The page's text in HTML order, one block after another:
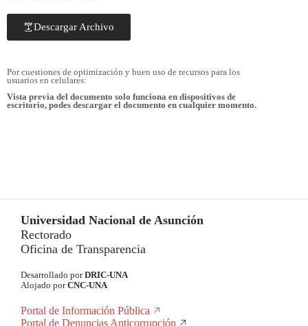
Descargar Archivo
Por cuestiones de optimización y buen uso de recursos para los
usuarios en celulares:
Vista previa del documento solo funciona en dispositivos de
escritorio, podes descargar el documento en cualquier momento.
Universidad Nacional de Asunción
Rectorado
Oficina de Transparencia
Desarrollado porDRIC-UNA
Alojado porCNC-UNA
Portal de Información Pública
Portal de Denuncias Anticorrupción